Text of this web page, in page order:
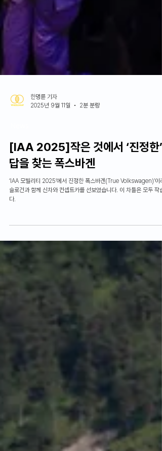
News
[IAA 2025]작은 것에서 ‘진정한’
답을 찾는 폭스바겐
‘IAA 모빌리티 2025’에서 진정한 폭스바겐(True Volkswagen)’이